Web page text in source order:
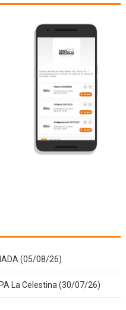
(05/08/26)
La Celestina (30/07/26)